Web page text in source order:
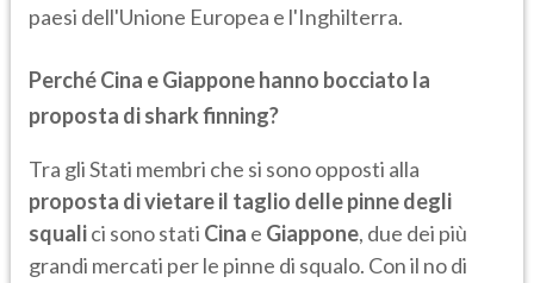
paesi dell'Unione Europea e l'Inghilterra.
Perché Cina e Giappone hanno bocciato la
proposta di shark finning?
Tra gli Stati membri che si sono opposti alla
proposta di vietare il taglio delle pinnedegli
squalici sono stati Cina e Giappone, due dei più
grandi mercati per le pinne di squalo. Con il no di